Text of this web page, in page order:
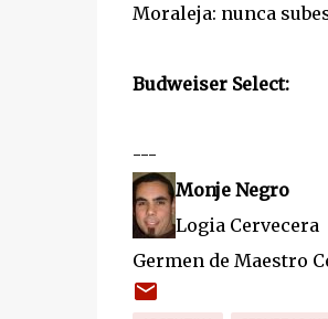
Moraleja: nunca
Budweiser Select:
---
Monje Negro
Logia Cervecera
Germen de Maestro